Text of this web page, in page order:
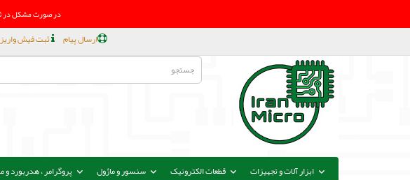
در صورت مشکل در
ارسال پیام ثبت فیش
ابزار آلات و تجهیزات قطعات الکترونیک سنسور و ماژول پروگرامر ، هدربورد و